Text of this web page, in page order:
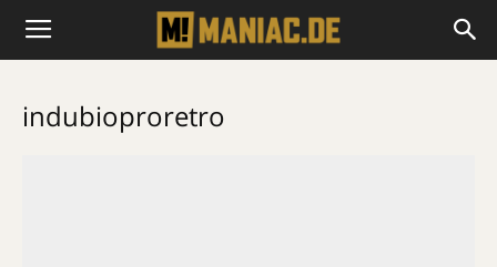
indubioproretro